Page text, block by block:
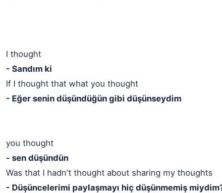
I thought
- Sandım ki
If I thought that what you thought
- Eğer senin düşündüğün gibi düşünseydim
you thought
- sen düşündün
Was that I hadn't thought about sharing my thoughts
- Düşüncelerimi paylaşmayı hiç düşünmemiş